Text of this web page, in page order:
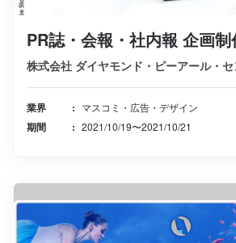
PR誌・会報・社内報 企画
株式会社 ダイヤモンド・ピーアール・
業界 マスコミ・広告・デザイン
期間 2021/10/19〜2021/10/21